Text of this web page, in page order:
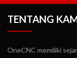
TENTANG
OneCNC memiliki